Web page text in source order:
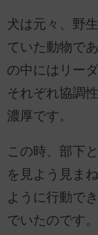
犬は元々、野
ていた動物で
の中にはリー
それぞれ協調
濃厚です。
この時、部下
を見よう見ま
ように行動で
でいたのです